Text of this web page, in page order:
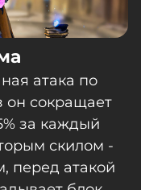
атака по
он сокращает
за каждый
скилом -
перед атакой